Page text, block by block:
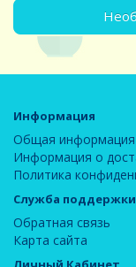
Информация
Общая
Информация о
Политика
Служба поддержки
Обратная связь
Карта сайта